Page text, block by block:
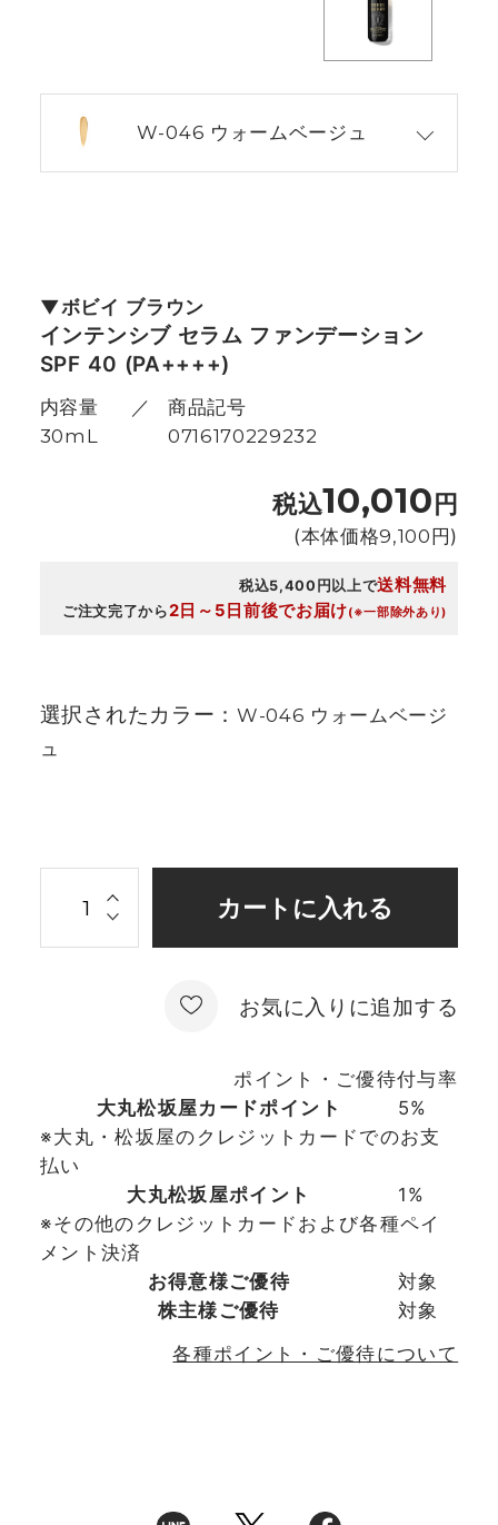
W-046 ウォームベージュ
ボビイ ブラウン
インテンシブ セラム ファンデーション
SPF 40 (PA++++)
内容量
30mL
商品記号
0716170229232
税込10,010円
(本体価格9,100円)
税込5,400円以上で送料無料
ご注文完了から2日～5日前後でお届け(※一部除外あり)
選択されたカラー： W-046 ウォームベージ
ュ
お気に入りに追加する
ポイント・ご優待付与率
大丸松坂屋カードポイント
5%
※大丸・松坂屋のクレジットカードでのお支
払い
大丸松坂屋ポイント
1%
※その他のクレジットカードおよび各種ペイ
メント決済
お得意様ご優待
対象
株主様ご優待
対象
各種ポイント・ご優待について